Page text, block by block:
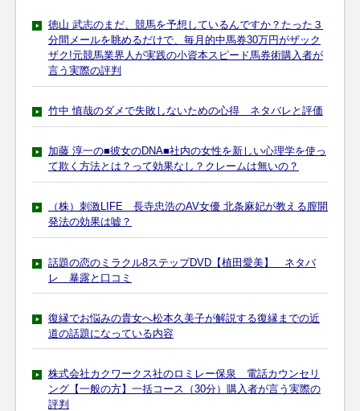
徳山 武志のまだ、競馬を予想しているんですか？たった３
分間メールを眺めるだけで、毎月的中馬券30万円がザック
ザク!元競馬業界人が実践の小資本スピード馬券術購入者が
言う実際の評判
竹中 慎哉のダメで失敗しないための心得 ネタバレと評価
加藤 淳一の■彼女のDNA■社内の女性を新しい心理学を使っ
て欺く方法とは？って効果なし？クレームは無いの？
（株）刺激LIFE 長寺忠浩のAV女優 北条麻妃が教える膣開
発法の効果は嘘？
話題の恋のミラクル8ステップDVD【植田愛美】 ネタバ
レ 暴露と口コミ
復縁でお悩みの貴女へ松本久美子が解説する復縁までの近
道の話題になっている内容
株式会社カクワークス社のロミレー保泉 電話カウンセリ
ング【一般の方】一括コース（30分）購入者が言う実際の
評判